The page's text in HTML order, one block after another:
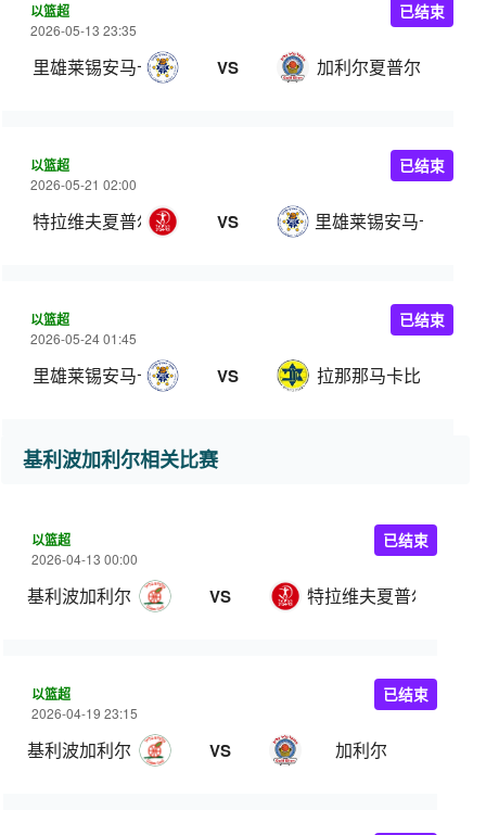
以篮超
2026-05-13 23:35
里雄莱锡安马卡比 VS 加利尔夏普尔
已结束
以篮超
2026-05-21 02:00
特拉维夫夏普尔 VS 里雄莱锡安马卡比
已结束
以篮超
2026-05-24 01:45
里雄莱锡安马卡比 VS 拉那那马卡比
已结束
基利波加利尔相关比赛
以篮超
2026-04-13 00:00
基利波加利尔 VS 特拉维夫夏普尔
已结束
以篮超
2026-04-19 23:15
基利波加利尔 VS 加利尔
已结束